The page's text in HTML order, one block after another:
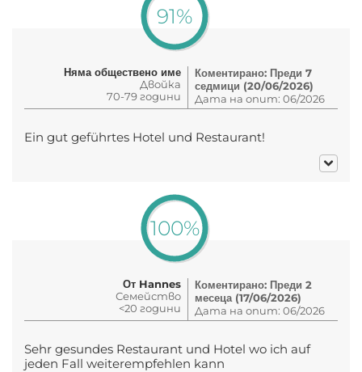
91%
Няма обществено име
Двойка
70-79 години
Коментирано: Преди 7
седмици (20/06/2026)
Дата на опит: 06/2026
Ein gut geführtes Hotel und Restaurant!
100%
От Hannes
Семейство
<20 години
Коментирано: Преди 2
месеца (17/06/2026)
Дата на опит: 06/2026
Sehr gesundes Restaurant und Hotel wo ich auf
jeden Fall weiterempfehlen kann